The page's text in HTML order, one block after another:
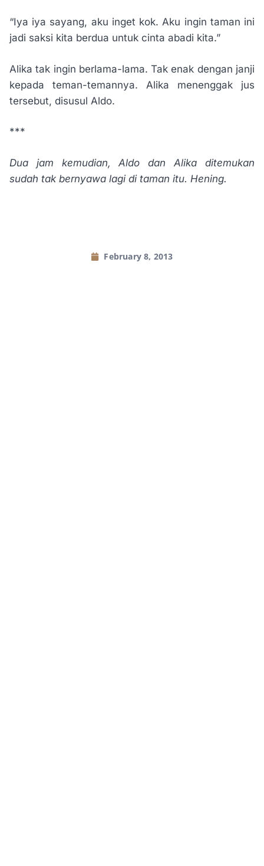
“Iya iya sayang, aku inget kok. Aku ingin taman ini
jadi saksi kita berdua untuk cinta abadi kita.”
Alika tak ingin berlama-lama. Tak enak dengan janji
kepada teman-temannya. Alika menenggak jus
tersebut, disusul Aldo.
***
Dua jam kemudian, Aldo dan Alika ditemukan
sudah tak bernyawa lagi di taman itu. Hening.
February 8, 2013